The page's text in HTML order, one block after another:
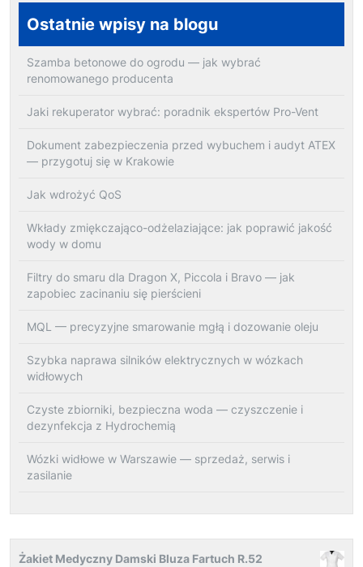
Ostatnie wpisy na blogu
Szamba betonowe do ogrodu — jak wybrać
renomowanego producenta
Jaki rekuperator wybrać: poradnik ekspertów Pro-Vent
Dokument zabezpieczenia przed wybuchem i audyt ATEX
— przygotuj się w Krakowie
Jak wdrożyć QoS
Wkłady zmiękczająco-odżelaziające: jak poprawić jakość
wody w domu
Filtry do smaru dla Dragon X, Piccola i Bravo — jak
zapobiec zacinaniu się pierścieni
MQL — precyzyjne smarowanie mgłą i dozowanie oleju
Szybka naprawa silników elektrycznych w wózkach
widłowych
Czyste zbiorniki, bezpieczna woda — czyszczenie i
dezynfekcja z Hydrochemią
Wózki widłowe w Warszawie — sprzedaż, serwis i
zasilanie
Żakiet Medyczny Damski Bluza Fartuch R.52